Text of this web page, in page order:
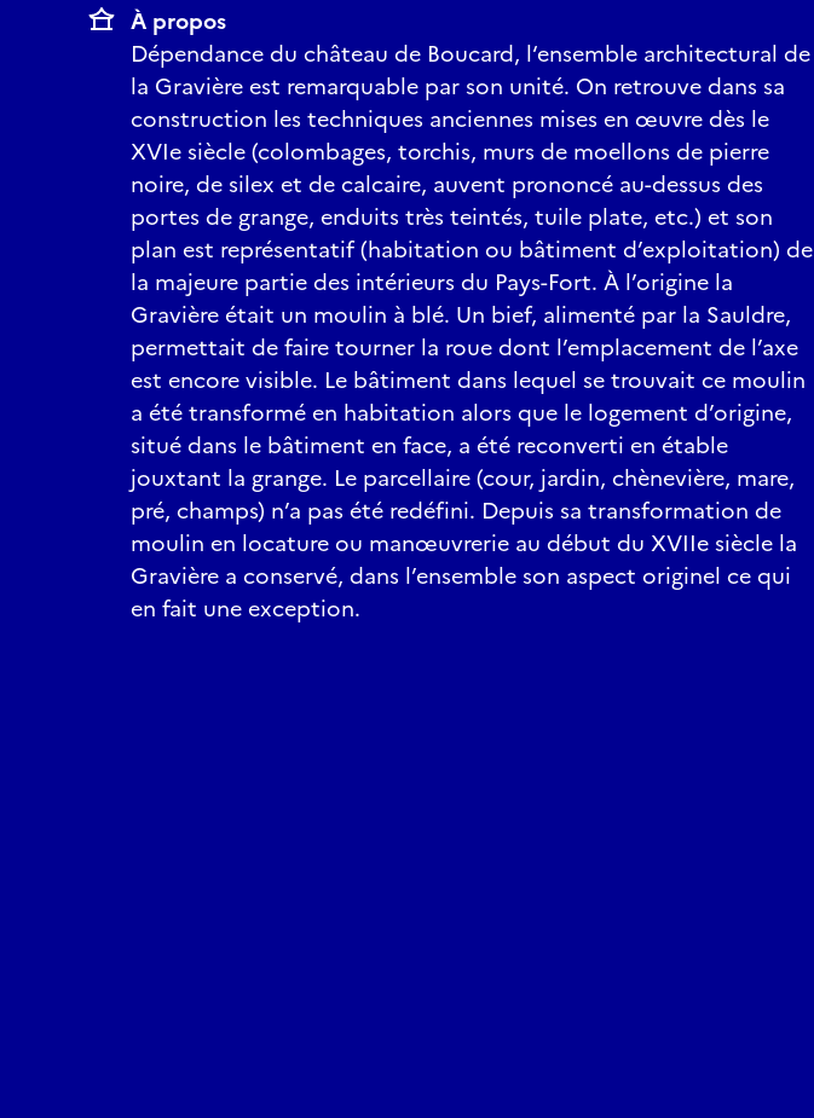
À propos
Dépendance du château de Boucard, l‘ensemble architectural de
la Gravière est remarquable par son unité. On retrouve dans sa
construction les techniques anciennes mises en œuvre dès le
XVIe siècle (colombages, torchis, murs de moellons de pierre
noire, de silex et de calcaire, auvent prononcé au-dessus des
portes de grange, enduits très teintés, tuile plate, etc.) et son
plan est représentatif (habitation ou bâtiment d’exploitation) de
la majeure partie des intérieurs du Pays-Fort. À l’origine la
Gravière était un moulin à blé. Un bief, alimenté par la Sauldre,
permettait de faire tourner la roue dont l’emplacement de l’axe
est encore visible. Le bâtiment dans lequel se trouvait ce moulin
a été transformé en habitation alors que le logement d’origine,
situé dans le bâtiment en face, a été reconverti en étable
jouxtant la grange. Le parcellaire (cour, jardin, chènevière, mare,
pré, champs) n’a pas été redéfini. Depuis sa transformation de
moulin en locature ou manœuvrerie au début du XVIIe siècle la
Gravière a conservé, dans l’ensemble son aspect originel ce qui
en fait une exception.